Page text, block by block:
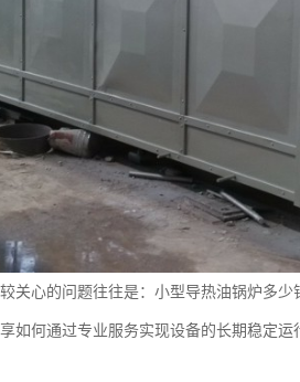
关心的问题往往是：小型导热油锅炉多
如何通过专业服务实现设备的长期稳定运